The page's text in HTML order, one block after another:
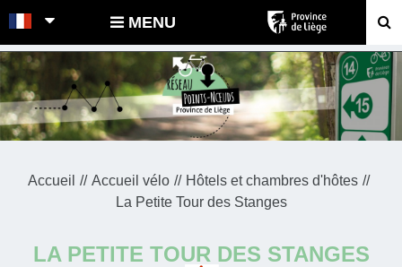
POINTS-NOEUDS MENU
Accueil Accueil vélo
Hôtels et chambres d'hôtes
La Petite Tour des Stanges
LA PETITE TOUR DES STANGES